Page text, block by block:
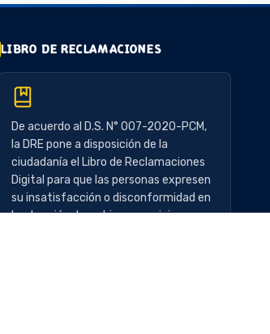
LIBRO DE RECLAMACIONES
De acuerdo al D.S. N° 007-2020-PCM,
la DRE pone a disposición de la
ciudadanía el Libro de Reclamaciones
Digital para que las personas expresen
su insatisfacción o disconformidad en
la atención de un bien o servicio.